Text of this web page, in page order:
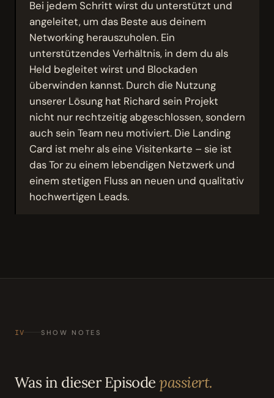
Bei jedem Schritt wirst du unterstützt und
angeleitet, um das Beste aus deinem
Networking herauszuholen. Ein
unterstützendes Verhältnis, in dem du als
Held begleitet wirst und Blockaden
überwinden kannst. Durch die Nutzung
unserer Lösung hat Richard sein Projekt
nicht nur rechtzeitig abgeschlossen, sondern
auch sein Team neu motiviert. Die Landing
Card ist mehr als eine Visitenkarte – sie ist
das Tor zu einem lebendigen Netzwerk und
einem stetigen Fluss an neuen und qualitativ
hochwertigen Leads.
IV SHOW NOTES
Was in dieser Episodepassiert.